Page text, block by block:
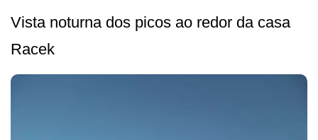
Vista noturna dos picos ao redor da casa
Racek